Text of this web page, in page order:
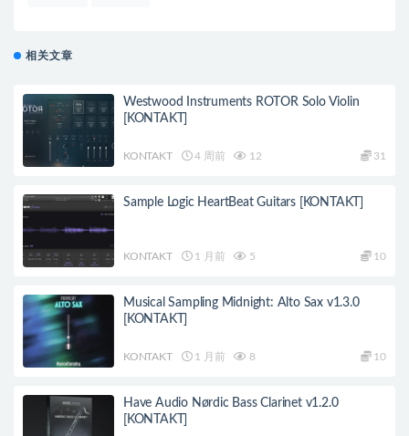
相关文章
Westwood Instruments ROTOR Solo Violin
[KONTAKT]
KONTAKT 4 周前 12 31
Sample Logic HeartBeat Guitars [KONTAKT]
KONTAKT 1 月前 5 10
Musical Sampling Midnight: Alto Sax v1.3.0
[KONTAKT]
KONTAKT 1 月前 8 10
Have Audio Nørdic Bass Clarinet v1.2.0
[KONTAKT]